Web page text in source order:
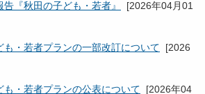
『秋田の子ども・若者』 [2026年04月01
も・若者プランの一部改訂について [2026
も・若者プランの公表について [2026年04